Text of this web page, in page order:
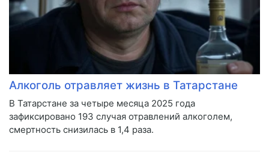
Алкоголь отравляет жизнь в Татарстане
В Татарстане за четыре месяца 2025 года
зафиксировано 193 случая отравлений алкоголем,
смертность снизилась в 1,4 раза.